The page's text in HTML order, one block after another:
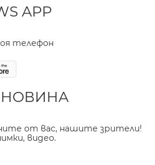
APP
телефон
НОВИНА
от вас, нашите зрители!
видео.